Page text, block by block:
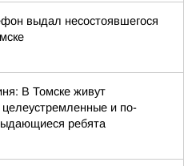
выдал несостоявшегося
В Томске живут
и по-
ребята